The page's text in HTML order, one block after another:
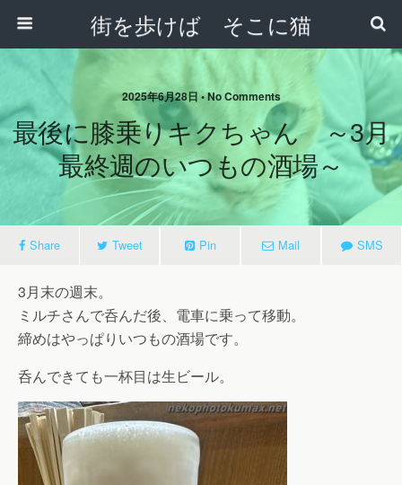
街を歩けば そこに猫
2025年6月28日 • No Comments
最後に膝乗りキクちゃん ～3月
最終週のいつもの酒場～
Share Tweet Pin Mail SMS
3月末の週末。
ミルチさんで呑んだ後、電車に乗って移動。
締めはやっぱりいつもの酒場です。
呑んできても一杯目は生ビール。